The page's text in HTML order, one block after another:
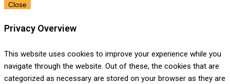
Close
Privacy Overview
This website uses cookies to improve your experience while you
navigate through the website. Out of these, the cookies that are
categorized as necessary are stored on your browser as they are